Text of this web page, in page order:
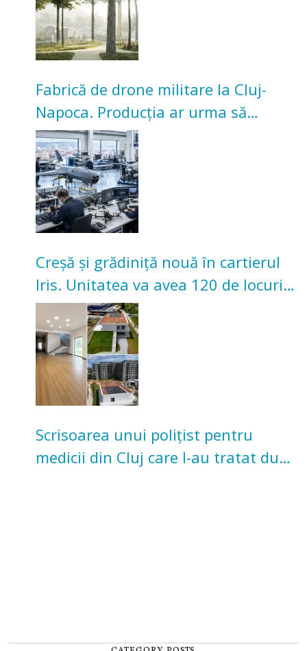
Fabrică de drone militare la Cluj-
Napoca. Producția ar urma să
înceapă în toamna acestui an
Creșă și grădiniță nouă în cartierul
Iris. Unitatea va avea 120 de locuri
pentru copii
Scrisoarea unui polițist pentru
medicii din Cluj care l-au tratat după